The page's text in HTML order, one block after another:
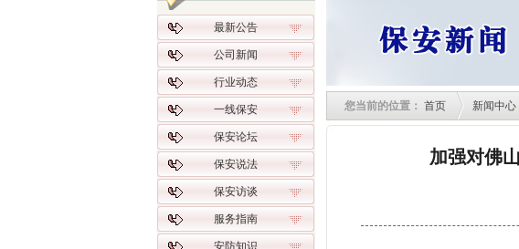
您当前的位置： 首页 新闻中心
加强对佛
最新公告
公司新闻
行业动态
一线保安
保安论坛
保安说法
保安访谈
服务指南
安防知识